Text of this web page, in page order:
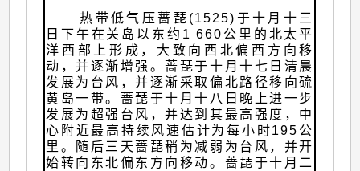
热带低气压蔷琵(1525)于十月十三
日下午在关岛以东约1 660公里的北太平
洋西部上形成，大致向西北偏西方向移
动，并逐渐增强。蔷琵于十月十七日清晨
发展为台风，并逐渐采取偏北路径移向硫
黄岛一带。蔷琵于十月十八日晚上进一步
发展为超强台风，并达到其最高强度，中
心附近最高持续风速估计为每小时195公
里。随后三天蔷琵稍为减弱为台风，并开
始转向东北偏东方向移动。蔷琵于十月二